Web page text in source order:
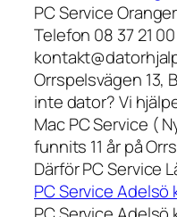
PC Service
Telefon 08 37 21
Orrspelsvägen 13,
inte dator? Vi
Mac PC Service (
funnits 11 år på
Därför PC Service
PC Service Adelsö